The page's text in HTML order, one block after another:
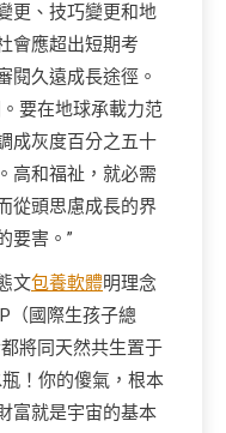
更、技巧變更和地
會應超出短期考
閱久遠成長途徑。
要在地球承載力范
成灰度百分之五十
高和福祉，就必需
從頭思慮成長的界
要害。”
文包養軟體明理念
（國際生孩子總
將同天然共生置于
！你的傻氣，根本
富就是宇宙的基本